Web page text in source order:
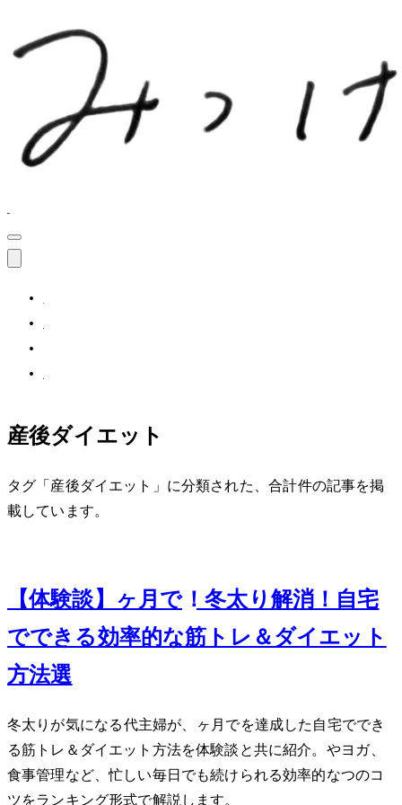
産後ダイエット
タグ「産後ダイエット」に分類された、合計 1 件の記事を掲
載しています。
【体験談】3ヶ月で-5kg！冬太り解消！自宅
でできる効率的な筋トレ＆ダイエット
方法7選
冬太りが気になる40代主婦が、3ヶ月で-5kgを達成した自宅ででき
る筋トレ＆ダイエット方法を体験談と共に紹介。HIITやヨガ、
食事管理など、忙しい毎日でも続けられる効率的な7つのコ
ツをランキング形式で解説します。